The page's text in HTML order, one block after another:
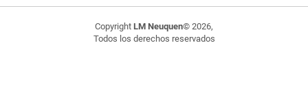
Copyright LM Neuquen© 2026,
Todos los derechos reservados